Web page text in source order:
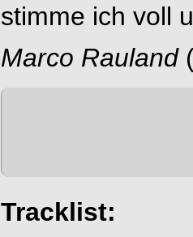
stimme ich voll
Marco Rauland
Tracklist: